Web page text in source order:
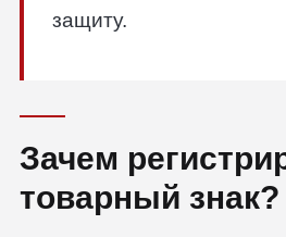
защиту.
Зачем
товарный знак?